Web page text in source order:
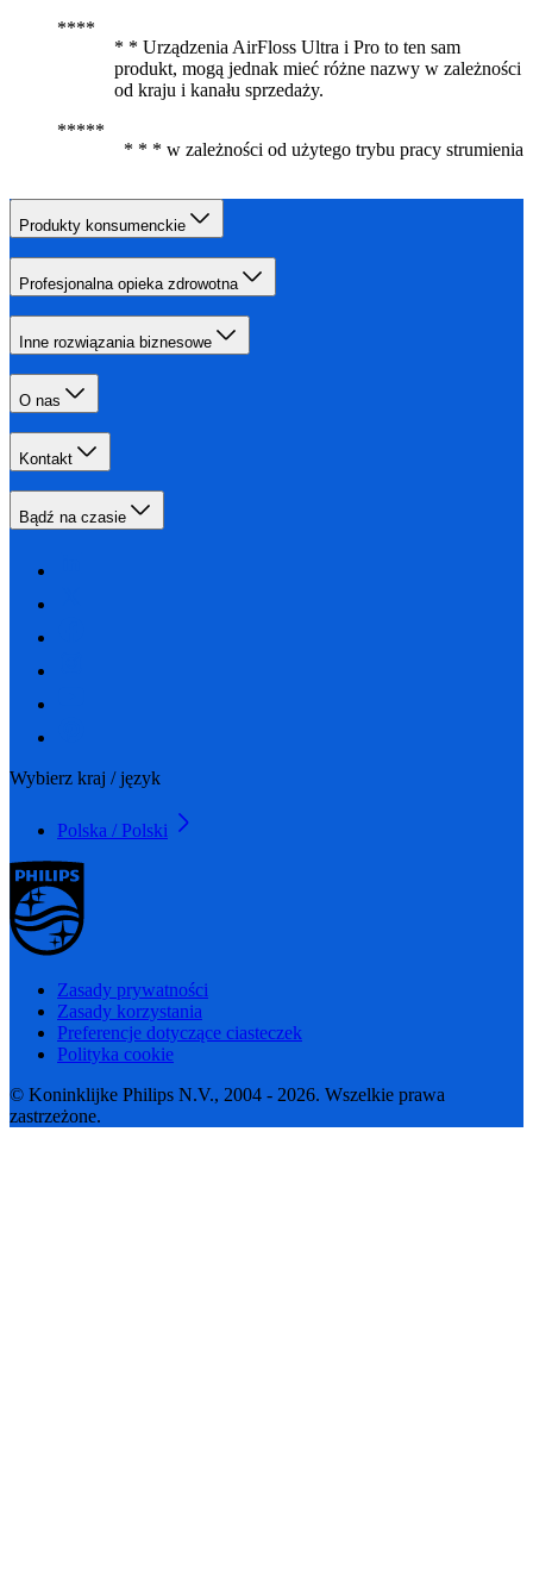
* * Urządzenia AirFloss Ultra i Pro to ten sam
produkt, mogą jednak mieć różne nazwy w zależności
od kraju i kanału sprzedaży.
* * * w zależności od użytego trybu pracy strumienia
Produkty konsumenckie
Profesjonalna opieka zdrowotna
Inne rozwiązania biznesowe
O nas
Kontakt
Bądź na czasie
Wybierz kraj / język
Polska / Polski
Zasady prywatności
Zasady korzystania
Preferencje dotyczące ciasteczek
Polityka cookie
© Koninklijke Philips N.V., 2004 - 2026. Wszelkie prawa
zastrzeżone.